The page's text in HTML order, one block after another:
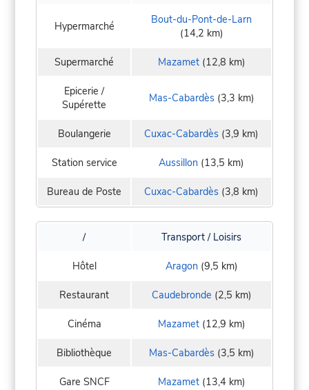
Hypermarché
Bout-du-Pont-de-Larn
(14,2 km)
Supermarché Mazamet(12,8 km)
Epicerie /
Supérette
Mas-Cabardès(3,3 km)
Boulangerie Cuxac-Cabardès (3,9 km)
Station service Aussillon (13,5 km)
Bureau de Poste Cuxac-Cabardès (3,8 km)
/ Transport / Loisirs
Hôtel Aragon(9,5 km)
Restaurant Caudebronde (2,5 km)
Cinéma Mazamet(12,9 km)
Bibliothèque Mas-Cabardès(3,5 km)
Gare SNCF Mazamet(13,4 km)